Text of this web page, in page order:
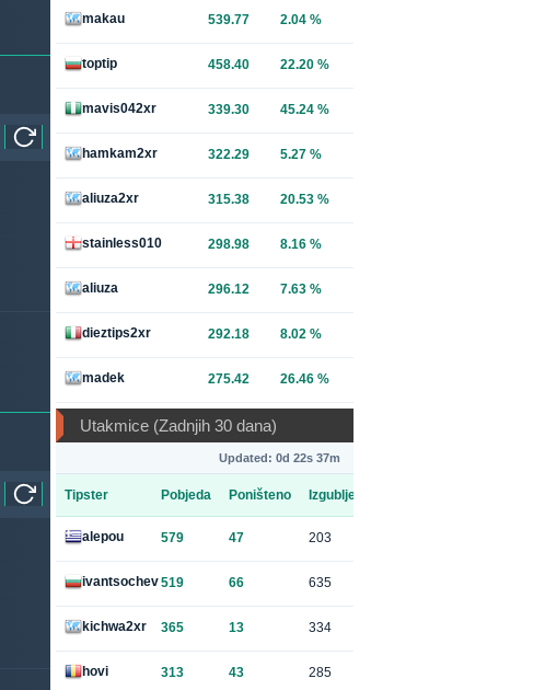
makau 539.77 2.04 %
toptip 458.40 22.20 %
mavis042xr 339.30 45.24 %
hamkam2xr 322.29 5.27 %
aliuza2xr 315.38 20.53 %
stainless010 298.98 8.16 %
aliuza 296.12 7.63 %
dieztips2xr 292.18 8.02 %
madek 275.42 26.46 %
Utakmice (Zadnjih 30 dana)
Updated: 0d 22s 37m
Tipster Pobjeda Poništeno Izgubljeno
alepou 579 47 203
ivantsochev519 66 635
kichwa2xr 365 13 334
hovi 313 43 285